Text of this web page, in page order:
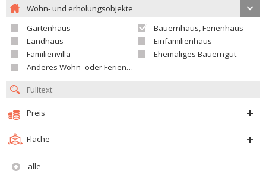
Wohn- und erholungsobjekte
Gartenhaus
Bauernhaus, Ferienhaus
Landhaus
Einfamilienhaus
Familienvilla
Ehemaliges Bauerngut
Anderes Wohn- oder Ferienobjekt
Preis
Fläche
alle